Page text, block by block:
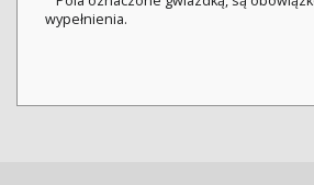
wypełnienia.